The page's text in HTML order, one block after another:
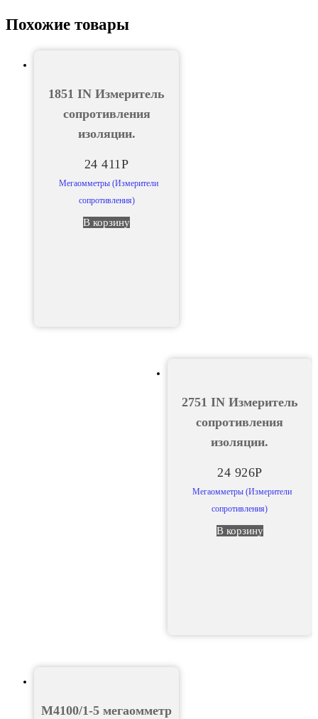
Похожие товары
1851 IN Измеритель
сопротивления
изоляции.
24 411Р
Мегаомметры (Измерители
сопротивления)
В корзину
2751 IN Измеритель
сопротивления
изоляции.
24 926Р
Мегаомметры (Измерители
сопротивления)
В корзину
М4100/1-5 мегаомметр